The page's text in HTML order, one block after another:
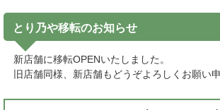
とり乃や移転のお知らせ
新店舗に移転OPENいたしました。
旧店舗同様、新店舗もどうぞよろしくお願い